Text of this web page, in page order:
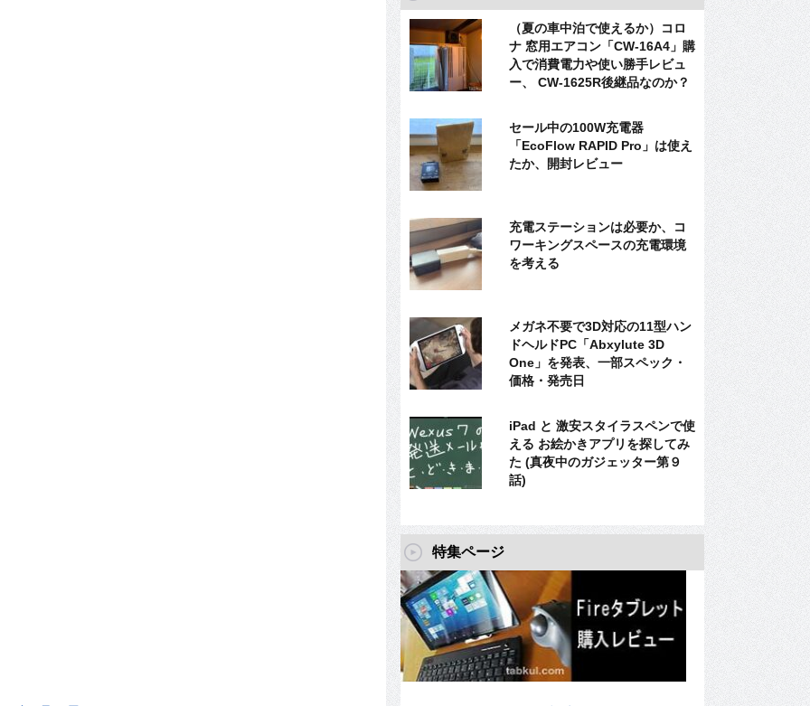
（夏の車中泊で使えるか）コロ
ナ 窓用エアコン「CW-16A4」購
入で消費電力や使い勝手レビュ
ー、 CW-1625R後継品なのか？
セール中の100W充電器
「EcoFlow RAPID Pro」は使え
たか、開封レビュー
充電ステーションは必要か、コ
ワーキングスペースの充電環境
を考える
メガネ不要で3D対応の11型ハン
ドヘルドPC「Abxylute 3D
One」を発表、一部スペック・
価格・発売日
iPad と 激安スタイラスペンで使
える お絵かきアプリを探してみ
た (真夜中のガジェッター第９
話)
特集ページ